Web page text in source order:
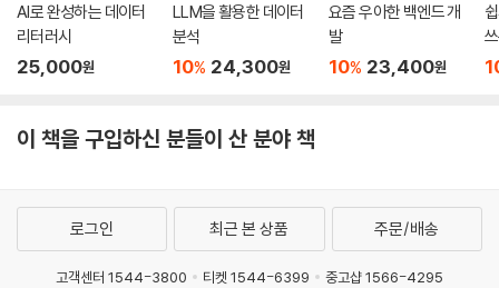
__11.3 클래스 확률 평가
____시스템 동작 특성(ROC) 곡선
____리프트 도표
____혼동 행렬
____확률 보정
AI로 완성하는 데이터
리터러시
25,000원
LLM을 활용한 데이터
분석
10% 24,300원
요즘 우아한 백엔드 개
발
10% 23,400원
이 책을 구입하신 분들이 산 분야 책
로그인 최근 본 상품 주문/배송
고객센터 1544-3800 티켓 1544-6399 중고샵 1566-4295